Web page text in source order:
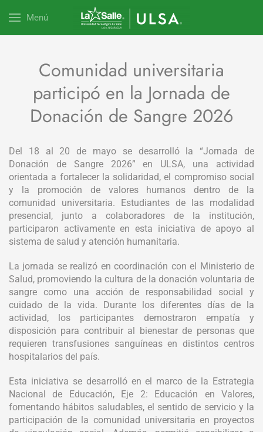
Menú
Comunidad universitaria
participó en la Jornada de
Donación de Sangre 2026
Del 18 al 20 de mayo se desarrolló la “Jornada de
Donación de Sangre 2026” en ULSA, una actividad
orientada a fortalecer la solidaridad, el compromiso social
y la promoción de valores humanos dentro de la
comunidad universitaria. Estudiantes de las modalidad
presencial, junto a colaboradores de la institución,
participaron activamente en esta iniciativa de apoyo al
sistema de salud y atención humanitaria.
La jornada se realizó en coordinación con el Ministerio de
Salud, promoviendo la cultura de la donación voluntaria de
sangre como una acción de responsabilidad social y
cuidado de la vida. Durante los diferentes días de la
actividad, los participantes demostraron empatía y
disposición para contribuir al bienestar de personas que
requieren transfusiones sanguíneas en distintos centros
hospitalarios del país.
Esta iniciativa se desarrolló en el marco de la Estrategia
Nacional de Educación, Eje 2: Educación en Valores,
fomentando hábitos saludables, el sentido de servicio y la
participación de la comunidad universitaria en proyectos